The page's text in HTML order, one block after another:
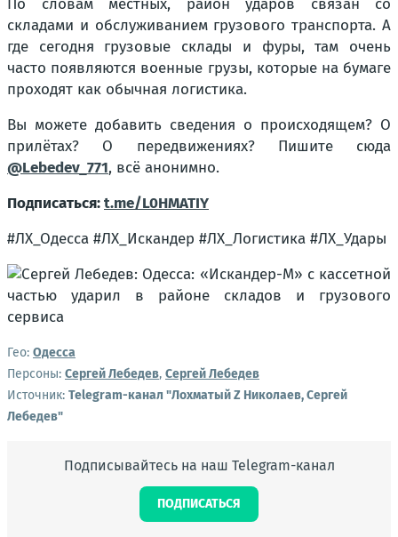
По словам местных, район ударов связан со
складами и обслуживанием грузового транспорта. А
где сегодня грузовые склады и фуры, там очень
часто появляются военные грузы, которые на бумаге
проходят как обычная логистика.
Вы можете добавить сведения о происходящем? О
прилётах? О передвижениях? Пишите сюда
@Lebedev_771, всё анонимно.
Подписаться:t.me/L0HMATIY
#ЛХ_Одесса #ЛХ_Искандер #ЛХ_Логистика #ЛХ_Удары
Гео: Одесса
Персоны: Сергей Лебедев, Сергей Лебедев
Источник: Telegram-канал "Лохматый Z Николаев, Сергей
Лебедев"
Подписывайтесь на наш Telegram-канал
ПОДПИСАТЬСЯ